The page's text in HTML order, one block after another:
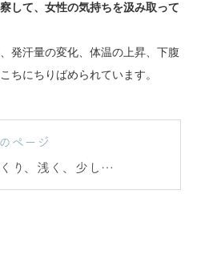
して、女性の気持ちを汲み取って
発汗量の変化、体温の上昇、下腹
ちにちりばめられています。
ページ
り、浅く、少しず
挿入」